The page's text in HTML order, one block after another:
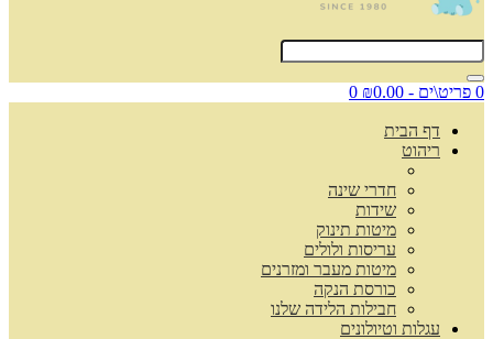
0 פריט\ים - ₪0.00 0
דף הבית
ריהוט
חדרי שינה
שידות
מיטות תינוק
עריסות ולולים
מיטות מעבר ומזרנים
כורסת הנקה
חבילות הלידה שלנו
עגלות וטיולונים